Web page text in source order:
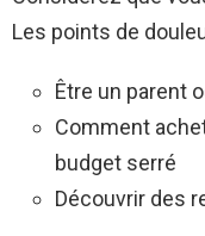
Les points de
Être un parent
Comment
budget serré
Découvrir des